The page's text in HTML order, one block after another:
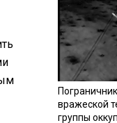
вражеской
группы